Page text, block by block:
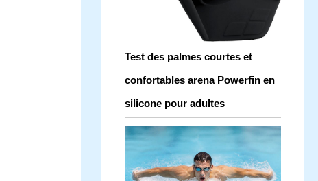
Test des palmes courtes et
confortables arena Powerfin en
silicone pour adultes